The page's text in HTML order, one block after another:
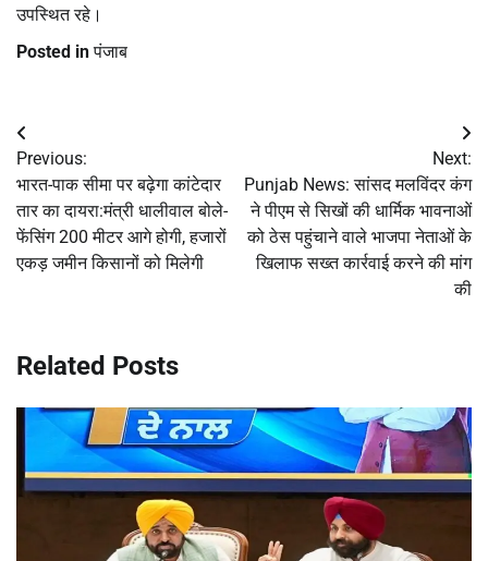
उपस्थित रहे।
Posted inपंजाब
Post
navigation
Previous:
भारत-पाक सीमा पर बढ़ेगा कांटेदार
तार का दायरा:मंत्री धालीवाल बोले-
फेंसिंग 200 मीटर आगे होगी, हजारों
एकड़ जमीन किसानों को मिलेगी
Next:
Punjab News: सांसद मलविंदर कंग
ने पीएम से सिखों की धार्मिक भावनाओं
को ठेस पहुंचाने वाले भाजपा नेताओं के
खिलाफ सख्त कार्रवाई करने की मांग
की
Related Posts